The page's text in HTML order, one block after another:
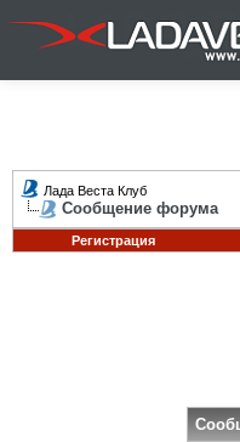
Лада Веста Клуб
Сообщение форума
Регистрация